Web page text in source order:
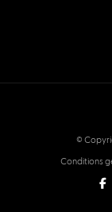
©
Conditions